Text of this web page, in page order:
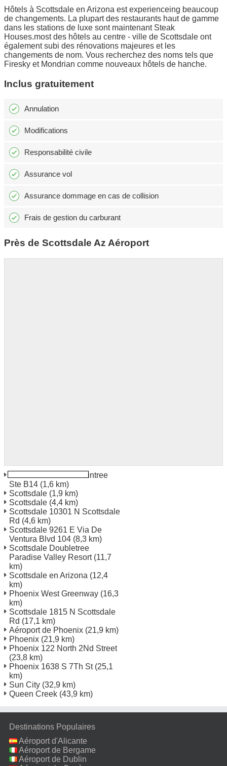
Hôtels à Scottsdale en Arizona est experienceing beaucoup
de changements. La plupart des restaurants haut de gamme
dans les stations de luxe sont maintenant Steak
Houses.most des hôtels au centre - ville de Scottsdale ont
également subi des rénovations majeures et les
changements de nom. Vous recherchez des noms tels que
Firesky et Mondrian comme nouveaux hôtels de hanche.
Inclus gratuitement
Annulation
Modifications
Responsabilité civile
Assurance vol
Assurance dommage en cas de collision
Frais de gestion du carburant
Près de Scottsdale Az Aéroport
Scottsdale 8340 E Raintree
Ste B14 (1,6 km)
Scottsdale (1,9 km)
Scottsdale (4,4 km)
Scottsdale 10301 N Scottsdale
Rd (4,6 km)
Scottsdale 9261 E Via De
Ventura Blvd 104 (8,3 km)
Scottsdale Doubletree
Paradise Valley Resort(11,7
km)
Scottsdale en Arizona (12,4
km)
Phoenix West Greenway (16,3
km)
Scottsdale 1815 N Scottsdale
Rd (17,1 km)
Aéroport de Phoenix (21,9 km)
Phoenix (21,9 km)
Phoenix 122 North 2Nd Street
(23,8 km)
Phoenix 1638 S 7Th St(25,1
km)
Sun City (32,9 km)
Queen Creek (43,9 km)
Destinations Populaires
Aéroport d'Alicante
Aéroport de Bergame
Aéroport de Dublin